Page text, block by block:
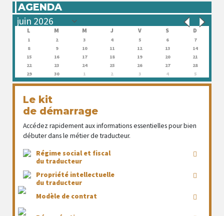
AGENDA
L M M J V S D
1 2 3 4 5 6
7
8
9 10 11 12 13
14
15
16 17 18 19 20
21
22
23 24 25 26 27
28
29
30 1 2 3 4 5
Le kit
de démarrage
Accédez rapidement aux informations essentielles pour bien
débuter dans le métier de traducteur.
Régime social et fiscal
du traducteur
Propriété intellectuelle
du traducteur
Modèle de contrat